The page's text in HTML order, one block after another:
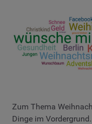
Zum Thema
Dinge im